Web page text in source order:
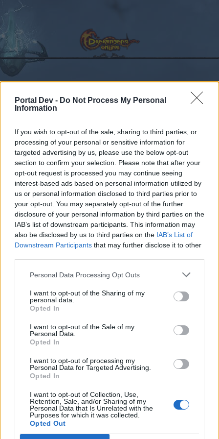
Portal Dev - Do Not Process My Personal
Information
If you wish to opt-out of the sale, sharing to third parties, or
processing of your personal or sensitive information for
targeted advertising by us, please use the below opt-out
section to confirm your selection. Please note that after your
opt-out request is processed you may continue seeing
interest-based ads based on personal information utilized by
us or personal information disclosed to third parties prior to
your opt-out. You may separately opt-out of the further
disclosure of your personal information by third parties on the
IAB’s list of downstream participants. This information may
also be disclosed by us to third parties on the IAB’s List of
Downstream Participants that may further disclose it to other
Personal Data Processing Opt Outs
I want to opt-out of the Sharing of my
personal data.
Opted In
I want to opt-out of the Sale of my
Personal Data.
Opted In
I want to opt-out of processing my
Personal Data for Targeted Advertising.
Opted In
I want to opt-out of Collection, Use,
Retention, Sale, and/or Sharing of my
Personal Data that Is Unrelated with the
Purposes for which it was collected.
Opted Out
Foren Feedback zum Release 130
Mitglieder, denen der Beitrag #17
gefällt
Liebe(r) Forum-Leser/in,
wenn Du in diesem Forum aktiv an den
Gesprächen teilnehmen oder eigene Themen
starten möchtest, musst Du Dich bitte zunächst im
Spiel einloggen. Falls Du noch keinen Spielaccount
besitzt, bitte registriere Dich neu. Wir freuen uns
„Zum Spiel“
Thema: Feedback zum Release 130
BlueDrako
Beiträge: 355 Zustimmungen: 599 Punkte für Erfolge: 370
Junior Experte
Beiträge: 93 Zustimmungen: 74 Punkte für Erfolge: 100
Freiherr des Forums, weiblich, <
Beiträge: 804 Zustimmungen: 479 Punkte für Erfolge: 850
dittrisch
Forenhalbgott
Foren
Letzte Beiträge
Kalender